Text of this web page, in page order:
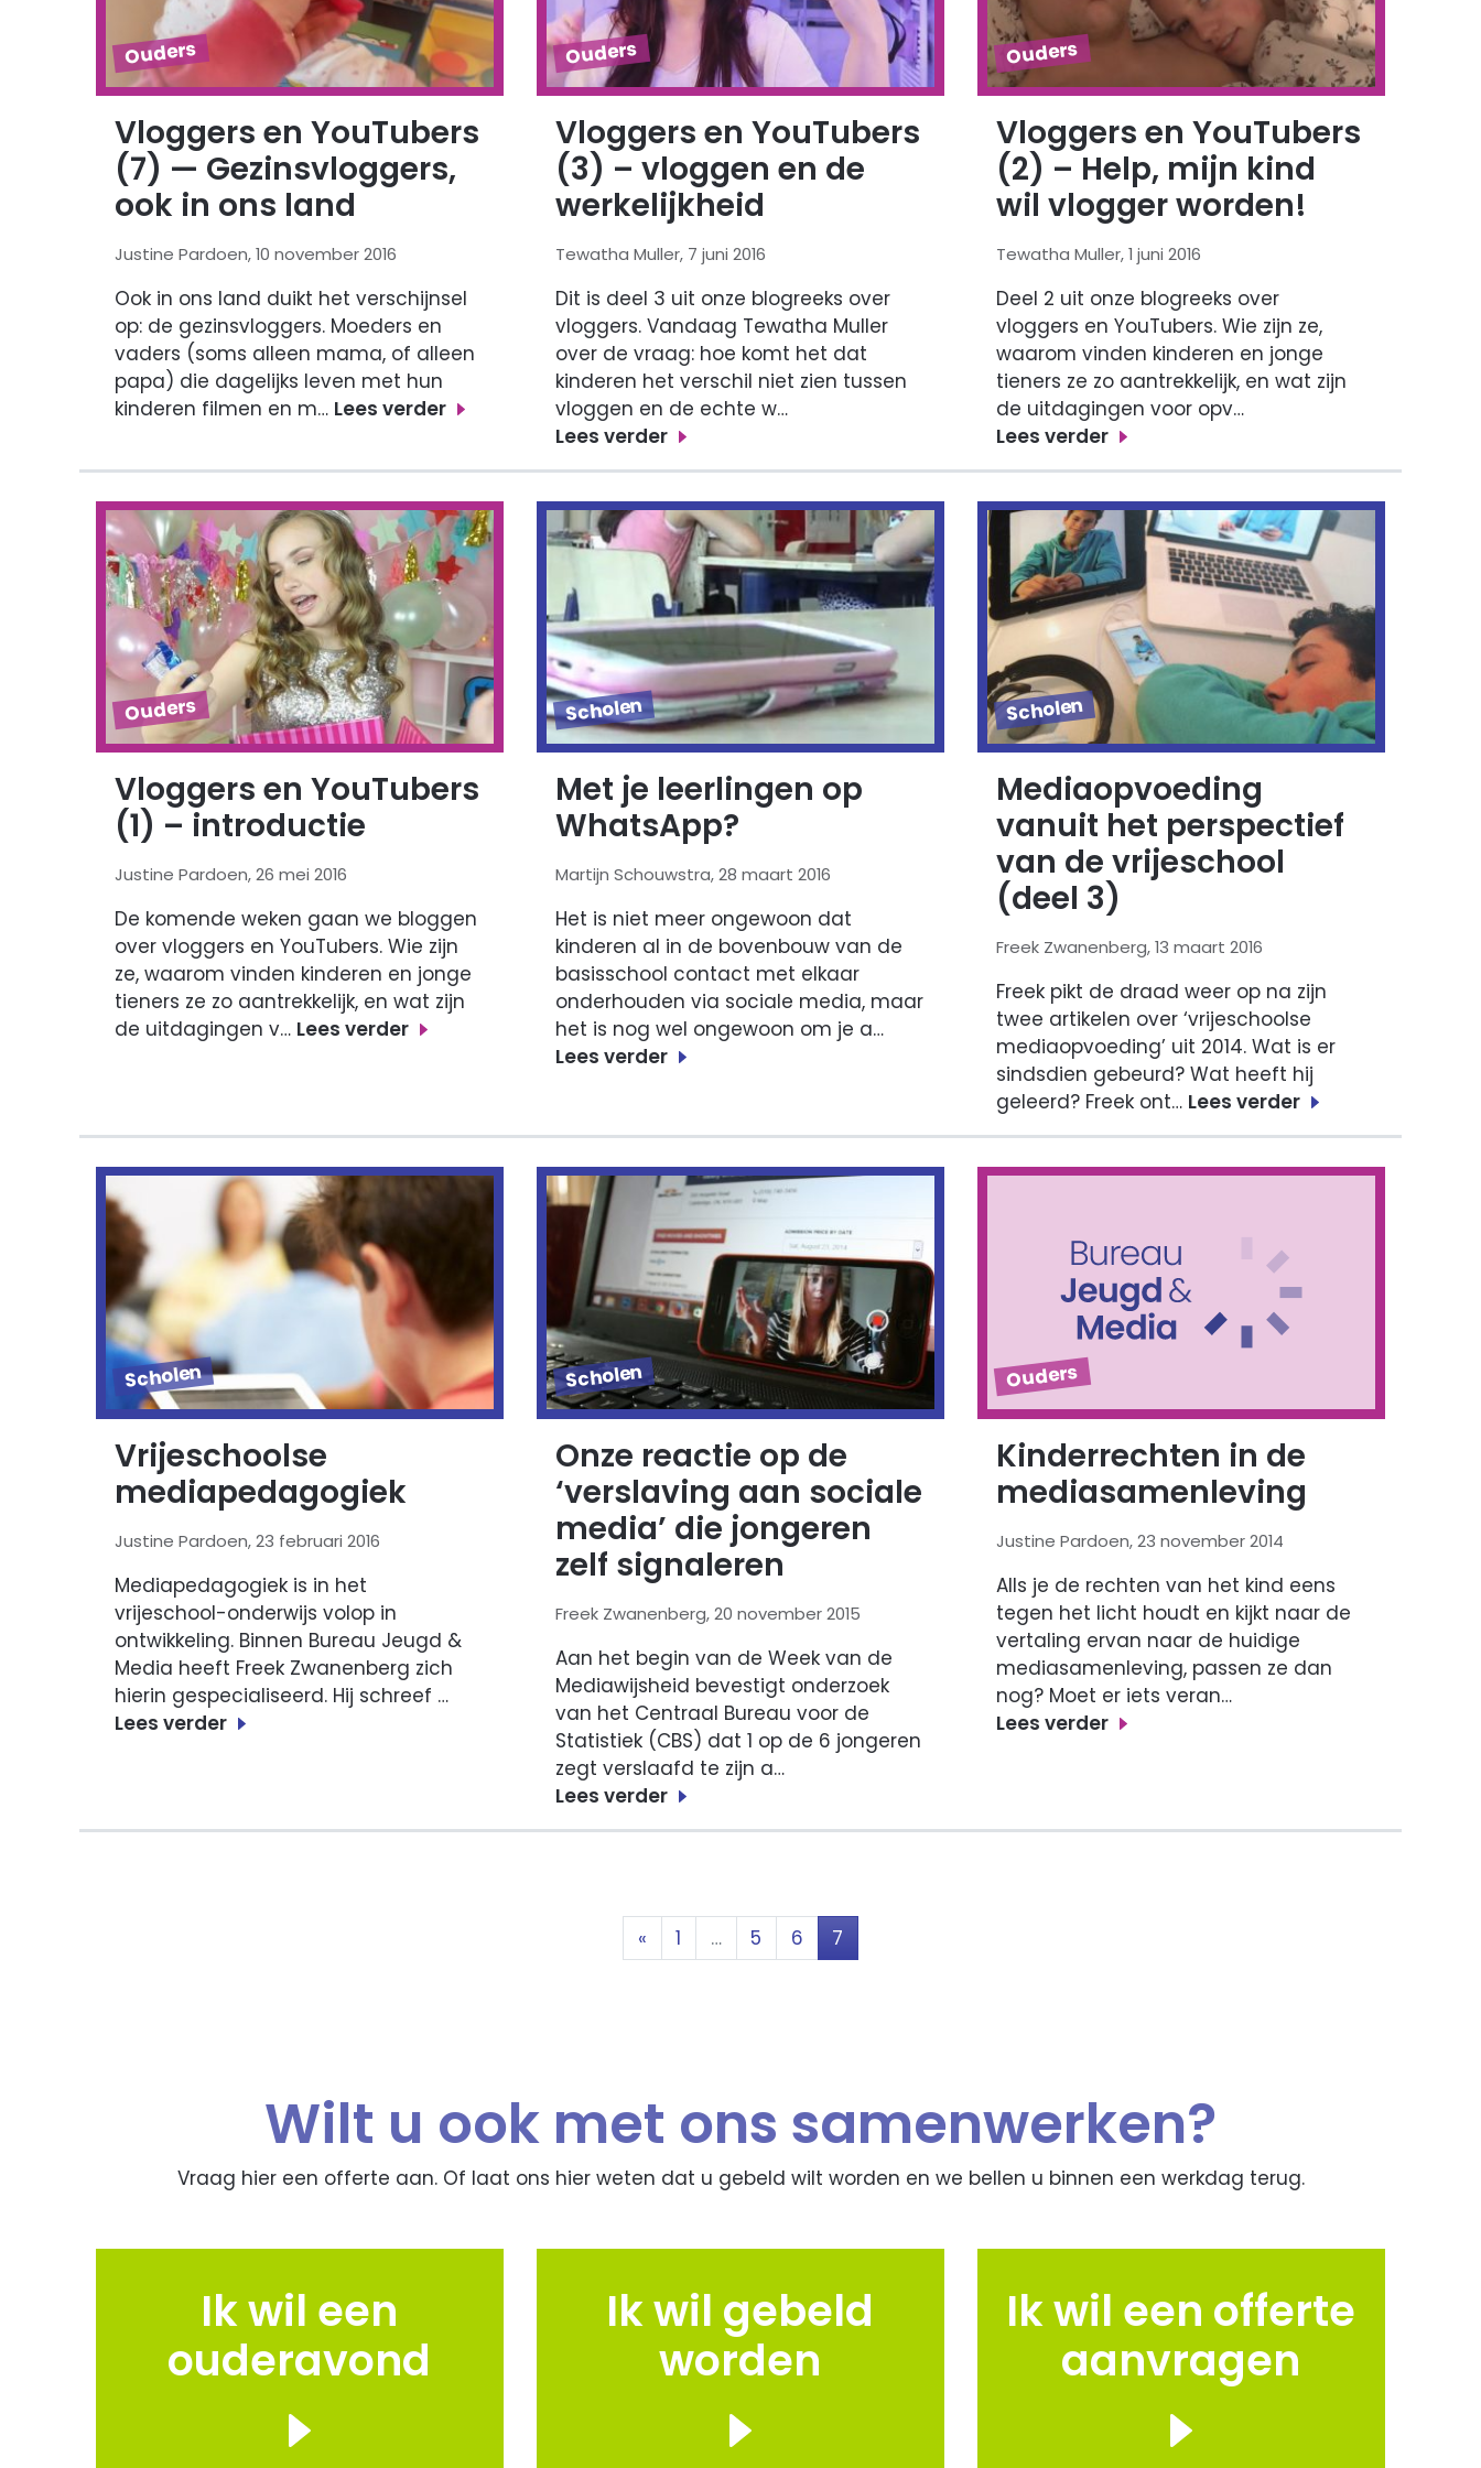
Ouders
Vloggers en YouTubers
(7) — Gezinsvloggers,
ook in ons land
Justine Pardoen, 10 november 2016
Ook in ons land duikt het verschijnsel
op: de gezinsvloggers. Moeders en
vaders (soms alleen mama, of alleen
papa) die dagelijks leven met hun
kinderen filmen en m… Lees verder
Ouders
Vloggers en YouTubers
(3) – vloggen en de
werkelijkheid
Tewatha Muller, 7 juni 2016
Dit is deel 3 uit onze blogreeks over
vloggers. Vandaag Tewatha Muller
over de vraag: hoe komt het dat
kinderen het verschil niet zien tussen
vloggen en de echte w…
Lees verder
Ouders
Vloggers en YouTubers
(2) – Help, mijn kind
wil vlogger worden!
Tewatha Muller, 1 juni 2016
Deel 2 uit onze blogreeks over
vloggers en YouTubers. Wie zijn ze,
waarom vinden kinderen en jonge
tieners ze zo aantrekkelijk, en wat zijn
de uitdagingen voor opv…
Lees verder
Ouders
Vloggers en YouTubers
(1) – introductie
Justine Pardoen, 26 mei 2016
De komende weken gaan we bloggen
over vloggers en YouTubers. Wie zijn
ze, waarom vinden kinderen en jonge
tieners ze zo aantrekkelijk, en wat zijn
de uitdagingen v… Lees verder
Scholen
Met je leerlingen op
WhatsApp?
Martijn Schouwstra, 28 maart 2016
Het is niet meer ongewoon dat
kinderen al in de bovenbouw van de
basisschool contact met elkaar
onderhouden via sociale media, maar
het is nog wel ongewoon om je a…
Lees verder
Scholen
Mediaopvoeding
vanuit het perspectief
van de vrijeschool
(deel 3)
Freek Zwanenberg, 13 maart 2016
Freek pikt de draad weer op na zijn
twee artikelen over ‘vrijeschoolse
mediaopvoeding’ uit 2014. Wat is er
sindsdien gebeurd? Wat heeft hij
geleerd? Freek ont… Lees verder
Scholen
Vrijeschoolse
mediapedagogiek
Justine Pardoen, 23 februari 2016
Mediapedagogiek is in het
vrijeschool-onderwijs volop in
ontwikkeling. Binnen Bureau Jeugd &
Media heeft Freek Zwanenberg zich
hierin gespecialiseerd. Hij schreef …
Lees verder
Scholen
Onze reactie op de
‘verslaving aan sociale
media’ die jongeren
zelf signaleren
Freek Zwanenberg, 20 november 2015
Aan het begin van de Week van de
Mediawijsheid bevestigt onderzoek
van het Centraal Bureau voor de
Statistiek (CBS) dat 1 op de 6 jongeren
zegt verslaafd te zijn a…
Lees verder
Ouders
Kinderrechten in de
mediasamenleving
Justine Pardoen, 23 november 2014
Alls je de rechten van het kind eens
tegen het licht houdt en kijkt naar de
vertaling ervan naar de huidige
mediasamenleving, passen ze dan
nog? Moet er iets veran…
Lees verder
Berichten
navigatie
« 1 … 5 6 7
Wilt u ook met ons samenwerken?
Vraag hier een offerte aan. Of laat ons hier weten dat u gebeld wilt worden en we bellen u binnen een werkdag terug.
Ik wil een
ouderavond
Ik wil gebeld
worden
Ik wil een offerte
aanvragen